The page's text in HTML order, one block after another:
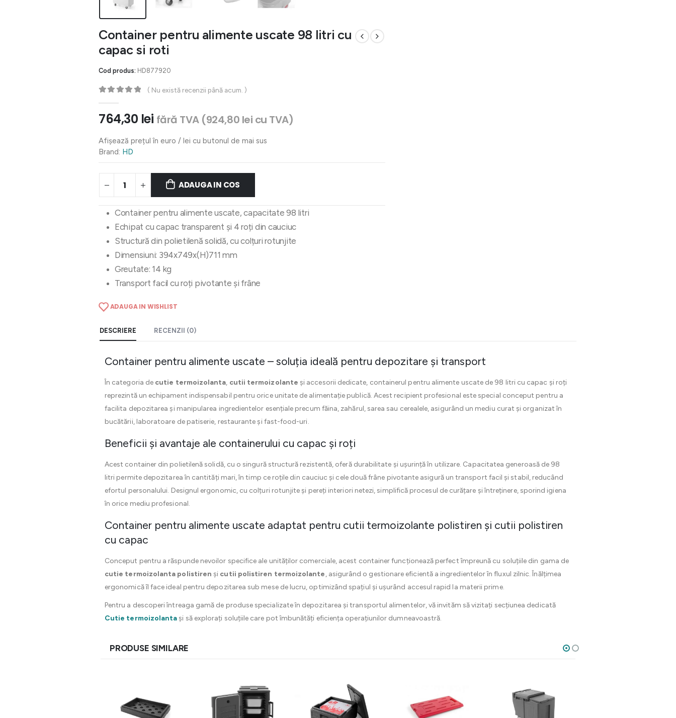
Container pentru alimente uscate 98 litri cu
capac si roti
Cod produs: HD877920
( Nu există recenzii până acum. )
764,30 lei fără TVA (924,80 lei cu TVA)
Afișează prețul în euro / lei cu butonul de mai sus
Brand: HD
ADAUGA IN COS
Container pentru alimente uscate, capacitate 98 litri
Echipat cu capac transparent și 4 roți din cauciuc
Structură din polietilenă solidă, cu colțuri rotunjite
Dimensiuni: 394x749x(H)711 mm
Greutate: 14 kg
Transport facil cu roți pivotante și frâne
ADAUGA IN WISHLIST
DESCRIERE RECENZII (0)
Container pentru alimente uscate – soluția ideală pentru depozitare și transport
În categoria de cutie termoizolanta, cutii termoizolante și accesorii dedicate, containerul pentru alimente uscate de 98 litri cu capac și roți
reprezintă un echipament indispensabil pentru orice unitate de alimentație publică. Acest recipient profesional este special conceput pentru a
facilita depozitarea și manipularea ingredientelor esențiale precum făina, zahărul, sarea sau cerealele, asigurând un mediu curat și organizat în
bucătării, laboratoare de patiserie, restaurante și fast-food-uri.
Beneficii și avantaje ale containerului cu capac și roți
Acest container din polietilenă solidă, cu o singură structură rezistentă, oferă durabilitate și ușurință în utilizare. Capacitatea generoasă de 98
litri permite depozitarea în cantități mari, în timp ce roțile din cauciuc și cele două frâne pivotante asigură un transport facil și stabil, reducând
efortul personalului. Designul ergonomic, cu colțuri rotunjite și pereți interiori netezi, simplifică procesul de curățare și întreținere, sporind igiena
în orice mediu profesional.
Container pentru alimente uscate adaptat pentru cutii termoizolante polistiren și cutii polistiren
cu capac
Conceput pentru a răspunde nevoilor specifice ale unităților comerciale, acest container funcționează perfect împreună cu soluțiile din gama de
cutie termoizolanta polistiren și cutii polistiren termoizolante, asigurând o gestionare eficientă a ingredientelor în fluxul zilnic. Înălțimea
ergonomică îl face ideal pentru depozitarea sub mese de lucru, optimizând spațiul și ușurând accesul rapid la materii prime.
Pentru a descoperi întreaga gamă de produse specializate în depozitarea și transportul alimentelor, vă invităm să vizitați secțiunea dedicată
Cutie termoizolanta și să explorați soluțiile care pot îmbunătăți eficiența operațiunilor dumneavoastră.
PRODUSE SIMILARE